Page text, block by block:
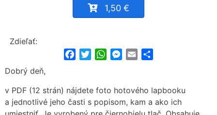
1,50 €
Zdieľať:
FacebookTwitterWhatsApp
Messenger
Email
Dobrý deň,
v PDF (12 strán) nájdete foto hotového lapbooku
a jednotlivé jeho časti s popisom, kam a ako ich